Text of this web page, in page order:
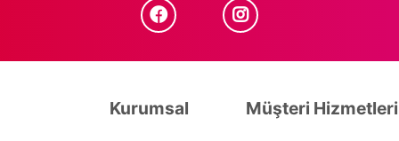
Kurumsal Müşteri Hizmetleri